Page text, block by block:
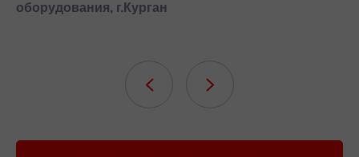
оборудования, г.Курган